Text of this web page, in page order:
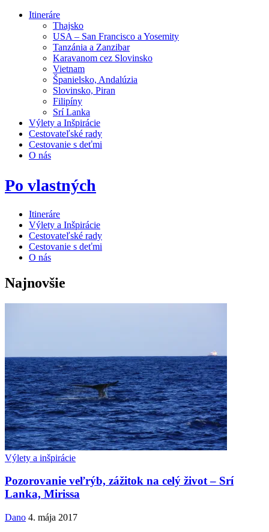
Itineráre
Thajsko
USA – San Francisco a Yosemity
Tanzánia a Zanzibar
Karavanom cez Slovinsko
Vietnam
Španielsko, Andalúzia
Slovinsko, Piran
Filipíny
Srí Lanka
Výlety a Inšpirácie
Cestovateľské rady
Cestovanie s deťmi
O nás
Po vlastných
Itineráre
Výlety a Inšpirácie
Cestovateľské rady
Cestovanie s deťmi
O nás
Najnovšie
Výlety a inšpirácie
Pozorovanie veľrýb, zážitok na celý život – Srí
Lanka, Mirissa
Dano 4. mája 2017